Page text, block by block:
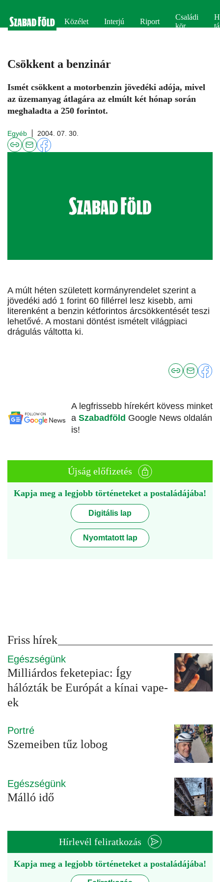
Közélet Interjú Riport
Családi
kör
Csökkent a benzinár
Ismét csökkent a motorbenzin jövedéki adója, mivel
az üzemanyag átlagára az elmúlt két hónap során
meghaladta a 250 forintot.
Egyéb 2004. 07. 30.
A múlt héten született kormányrendelet szerint a
jövedéki adó 1 forint 60 fillérrel lesz kisebb, ami
literenként a benzin kétforintos árcsökkentését teszi
lehetővé. A mostani döntést ismételt világpiaci
drágulás váltotta ki.
A legfrissebb hírekért kövess minket
a Szabadföld Google News oldalán
is!
Újság előfizetés
Kapja meg a legjobb történeteket a postaládájába!
Digitális lap
Nyomtatott lap
Friss hírek
Egészségünk
Milliárdos feketepiac: Így
hálózták be Európát a kínai vape-
ek
Portré
Szemeiben tűz lobog
Egészségünk
Málló idő
Hírlevél feliratkozás
Kapja meg a legjobb történeteket a postaládájába!